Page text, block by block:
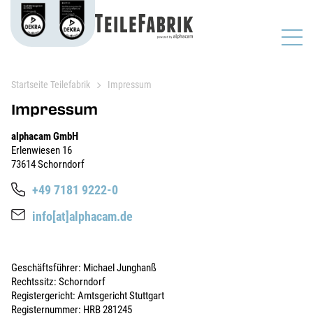
Startseite Teilefabrik Impressum
Impressum
alphacam GmbH
Erlenwiesen 16
73614 Schorndorf
+49 7181 9222-0
info[at]alphacam.de
Geschäftsführer: Michael Junghanß
Rechtssitz: Schorndorf
Registergericht: Amtsgericht Stuttgart
Registernummer: HRB 281245